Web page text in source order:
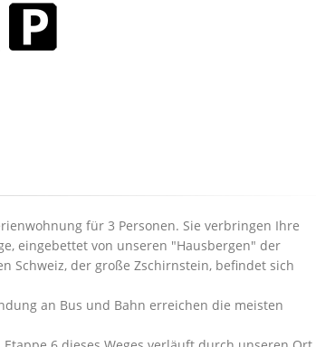
für 3 Personen. Sie verbringen Ihre
eingebettet von unseren "Hausbergen" der
Schweiz, der große Zschirnstein, befindet sich
an Bus und Bahn erreichen die meisten